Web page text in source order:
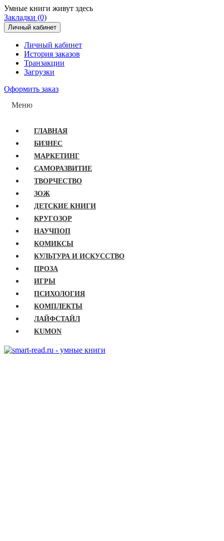
Умные книги живут здесь
Закладки (0)
Личный кабинет
Личный кабинет
История заказов
Транзакции
Загрузки
Оформить заказ
Меню
ГЛАВНАЯ
БИЗНЕС
МАРКЕТИНГ
САМОРАЗВИТИЕ
ТВОРЧЕСТВО
ЗОЖ
ДЕТСКИЕ КНИГИ
КРУГОЗОР
НАУЧПОП
КОМИКСЫ
КУЛЬТУРА И ИСКУССТВО
ПРОЗА
ИГРЫ
ПСИХОЛОГИЯ
КОМПЛЕКТЫ
ЛАЙФСТАЙЛ
KUMON